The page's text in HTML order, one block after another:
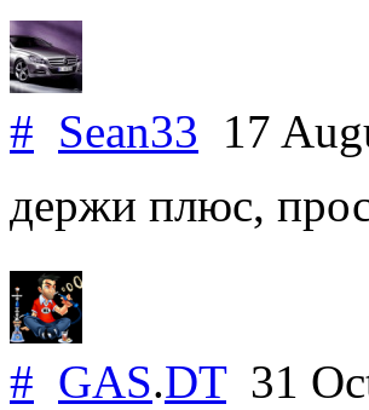
# Sean33 17
держи плюс,
# GAS.DT31